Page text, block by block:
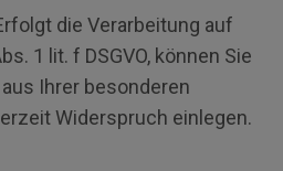
die Verarbeitung auf
1 lit. f DSGVO, können Sie
Ihrer besonderen
Widerspruch einlegen.